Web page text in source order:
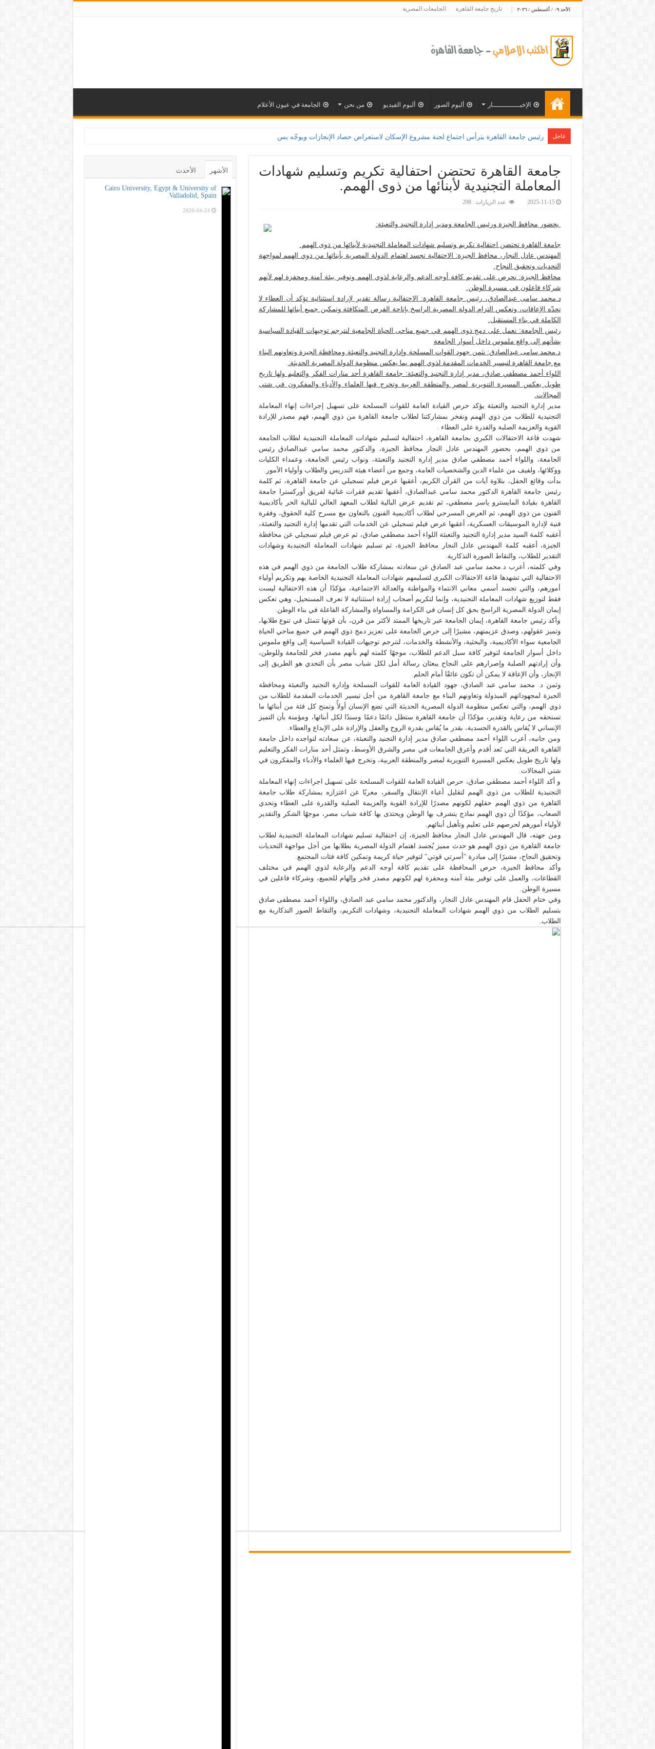
الأحد ٠٩ / أغسطس / ٢٠٢٦ تاريخ جامعة القاهرة الجامعات المصرية
الإخبــــــــــــــار ألبوم الصور ألبوم الفيديو من نحن الجامعة في عيون الأعلام
عاجل
جامعة القاهرة تحتضن احتفالية تكريم وتسليم شهادات
المعاملة التجنيدية لأبنائها من ذوى الهمم.‎
2025-11-15 عدد الزيارات : 298
بحضور محافظ الجيزة ورئيس الجامعة ومدير إدارة التجنيد والتعبئة:
جامعة القاهرة تحتضن احتفالية تكريم وتسليم شهادات المعاملة التجنيدية لأبنائها من ذوى الهمم.
المهندس عادل النجار، محافظ الجيزة: الاحتفالية تجسد اهتمام الدولة المصرية بأبنائها من ذوي الهمم لمواجهة
التحديات وتحقيق النجاح.
محافظ الجيزة: نحرص على تقديم كافة أوجه الدعم والرعاية لذوي الهمم وتوفير بيئة آمنة ومحفزة لهم لأنهم
شركاء فاعلون في مسيرة الوطن.
د.محمد سامى عبدالصادق، رئيس جامعة القاهرة: الاحتفالية رسالة تقدير لإرادة استثنائية تؤكد أن العطاء لا
تحدّه الإعاقات، وتعكس التزام الدولة المصرية الراسخ بإتاحة الفرص المتكافئة وتمكين جميع أبنائها للمشاركة
الكاملة في بناء المستقبل.
رئيس الجامعة: نعمل على دمج ذوى الهمم في جميع مناحى الحياة الجامعية لنترجم توجيهات القيادة السياسية
بشأنهم إلى واقع ملموس داخل أسوار الجامعة
د.محمد سامى عبدالصادق: نثمن جهود القوات المسلحة وإدارة التجنيد والتعبئة ومحافظة الجيزة وتعاونهم البناء
مع جامعة القاهرة لتيسير الخدمات المقدمة لذوي الهمم بما يعكس منظومة الدولة المصرية الحديثة.
اللواء أحمد مصطفي صادق، مدير إدارة التجنيد والتعبئة: جامعة القاهرة أحد منارات الفكر والتعليم ولها تاريخ
طويل يعكس المسيرة التنويرية لمصر والمنطقة العربية وتخرج فيها العلماء والأدباء والمفكرون في شتى
المجالات.
مدير إدارة التجنيد والتعبئة يؤكد حرص القيادة العامة للقوات المسلحة على تسهيل إجراءات إنهاء المعاملة
التجنيدية للطلاب من ذوي الهمم ونفخر بمشاركتنا لطلاب جامعة القاهرة من ذوي الهمم، فهم مصدر للإرادة
القوية والعزيمة الصلبة والقدرة على العطاء .
شهدت قاعة الاحتفالات الكبري بجامعة القاهرة، احتفالية لتسليم شهادات المعاملة التجنيدية لطلاب الجامعة
من ذوي الهمم، بحضور المهندس عادل النجار محافظ الجيزة، والدكتور محمد سامي عبدالصادق رئيس
الجامعة، واللواء أحمد مصطفي صادق مدير إدارة التجنيد والتعبئة، ونواب رئيس الجامعة، وعمداء الكليات
ووكلائها، ولفيف من علماء الدين والشخصيات العامة، وجمع من أعضاء هيئة التدريس والطلاب وأولياء الأمور.
بدأت وقائع الحفل، بتلاوة آيات من القرآن الكريم، أعقبها عرض فيلم تسجيلي عن جامعة القاهرة، ثم كلمة
رئيس جامعة القاهرة الدكتور محمد سامي عبدالصادق، أعقبها تقديم فقرات غنائية لفريق أوركسترا جامعة
القاهرة بقيادة المايسترو ياسر مصطفي، ثم تقديم عرض البالية لطلاب المعهد العالي للبالية الحر بأكاديمية
الفنون من ذوي الهمم، ثم العرض المسرحي لطلاب أكاديمية الفنون بالتعاون مع مسرح كلية الحقوق، وفقرة
فنية لإدارة الموسيقات العسكرية، أعقبها عرض فيلم تسجيلي عن الخدمات التي تقدمها إدارة التجنيد والتعبئة،
أعقبه كلمة السيد مدير إدارة التجنيد والتعبئة اللواء أحمد مصطفي صادق، ثم عرض فيلم تسجيلي عن محافظة
الجيزة، أعقبه كلمة المهندس عادل النجار محافظ الجيزة، ثم تسليم شهادات المعاملة التجنيدية وشهادات
التقدير للطلاب، والتقاط الصورة التذكارية.
وفي كلمته، أعرب د.محمد سامي عبد الصادق عن سعادته بمشاركة طلاب الجامعة من ذوي الهمم في هذه
الاحتفالية التي تشهدها قاعة الاحتفالات الكبرى لتسليمهم شهادات المعاملة التجنيدية الخاصة بهم وتكريم أولياء
أمورهم، والتي تجسد أسمي معاني الانتماء والمواطنة والعدالة الاجتماعية، مؤكدًا أن هذه الاحتفالية ليست
فقط لتوزيع شهادات المعاملة التجنيدية، وإنما لتكريم أصحاب إرادة استثنائية لا تعرف المستحيل، وهي تعكس
إيمان الدولة المصرية الراسخ بحق كل إنسان في الكرامة والمساواة والمشاركة الفاعلة في بناء الوطن.
وأكد رئيس جامعة القاهرة، إيمان الجامعة عبر تاريخها الممتد لأكثر من قرن، بأن قوتها تتمثل في تنوع طلابها،
وتميز عقولهم، وصدق عزيمتهم، مشيرًا إلى حرص الجامعة على تعزيز دمج ذوي الهمم في جميع مناحي الحياة
الجامعية سواء الأكاديمية، والبحثية، والأنشطة والخدمات، لنترجم توجيهات القيادة السياسية إلى واقع ملموس
داخل أسوار الجامعة لتوفير كافة سبل الدعم للطلاب، موجهًا كلمته لهم بأنهم مصدر فخر للجامعة وللوطن،
وأن إرادتهم الصلبة وإصرارهم على النجاح يبعثان رسالة أمل لكل شباب مصر بأن التحدي هو الطريق إلى
الإنجاز، وأن الإعاقة لا يمكن أن تكون عائقًا أمام الحلم.
وثمن د. محمد سامي عبد الصادق، جهود القيادة العامة للقوات المسلحة وإدارة التجنيد والتعبئة ومحافظة
الجيزة لمجهوداتهم المبذولة وتعاونهم البناء مع جامعة القاهرة من أجل تيسير الخدمات المقدمة للطلاب من
ذوي الهمم، والتي تعكس منظومة الدولة المصرية الحديثة التي تضع الإنسان أولأً وتمنح كل فئة من أبنائها ما
تستحقه من رعاية وتقدير، مؤكدًا أن جامعة القاهرة ستظل دائمًا دعمًا وسندًا لكل أبنائها، ومؤمنة بأن التميز
الإنساني لا يُقاس بالقدرة الجسدية، بقدر ما يُقاس بقدرة الروح والعقل والإرادة على الإبداع والعطاء.
ومن جانبه، أعرب اللواء أحمد مصطفي صادق مدير إدارة التجنيد والتعبئة، عن سعادته لتواجده داخل جامعة
القاهرة العريقة التي تَعد أقدم وأعرق الجامعات في مصر والشرق الأوسط، وتمثل أحد منارات الفكر والتعليم
ولها تاريخ طويل يعكس المسيرة التنويرية لمصر والمنطقة العربية، وتخرج فيها العلماء والأدباء والمفكرون في
شتي المجالات.
و أكد اللواء أحمد مصطفي صادق، حرص القيادة العامة للقوات المسلحة على تسهيل اجراءات إنهاء المعاملة
التجنيدية للطلاب من ذوي الهمم لتقليل أعباء الإنتقال والسفر، معربًا عن اعتزازه بمشاركة طلاب جامعة
القاهرة من ذوي الهمم حفلهم لكونهم مصدرًا للإرادة القوية والعزيمة الصلبة والقدرة على العطاء وتحدي
الصعاب، مؤكدًا أن ذوي الهمم نماذج يتشرف بها الوطن ويحتذى بها كافة شباب مصر، موجهًا الشكر والتقدير
لأولياء أمورهم لحرصهم على تعليم وتأهيل أبنائهم.
ومن جهته، قال المهندس عادل النجار محافظ الجيزة، إن احتفالية تسليم شهادات المعاملة التجنيدية لطلاب
جامعة القاهرة من ذوي الهمم هو حدث مميز يُجسد اهتمام الدولة المصرية بطلابها من أجل مواجهة التحديات
وتحقيق النجاح، مشيرًا إلى مبادرة "أسرتي قوتي" لتوفير حياة كريمة وتمكين كافة فئات المجتمع.
وأكد محافظ الجيزة، حرص المحافظة على تقديم كافة أوجه الدعم والرعاية لذوي الهمم في مختلف
القطاعات، والعمل على توفير بيئة آمنه ومحفزة لهم لكونهم مصدر فخر وإلهام للجميع، وشركاء فاعلين في
مسيرة الوطن.
وفي ختام الحفل قام المهندس عادل النجار، والدكتور محمد سامي عبد الصادق، واللواء أحمد مصطفى صادق
بتسليم الطلاب من ذوي الهمم شهادات المعاملة التجنيدية، وشهادات التكريم، والتقاط الصور التذكارية مع
الطلاب.
الأشهر الأحدث
Cairo University, Egypt & University of
Valladolid, Spain.
2026-04-24